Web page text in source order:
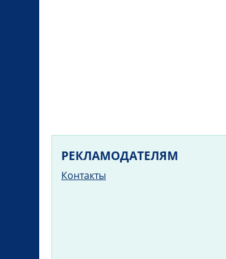
РЕКЛАМОДАТЕЛЯМ
Контакты